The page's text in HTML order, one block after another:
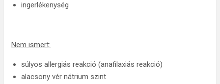
ingerlékenység
Nem ismert:
súlyos allergiás reakció (anafilaxiás reakció)
alacsony vér nátrium szint